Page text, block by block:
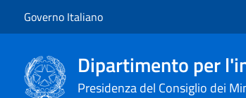
Governo Italiano
Dipartimento per
Presidenza del Consiglio dei